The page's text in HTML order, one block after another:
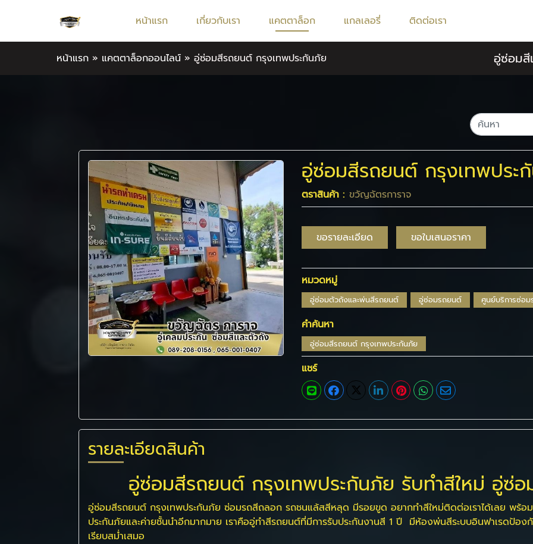
หน้าแรก เกี่ยวกับเรา แคตตาล็อก แกลเลอรี่ ติดต่อเรา
หน้าแรก » แคตตาล็อกออนไลน์ » อู่ซ่อมสีรถยนต์ กรุงเทพประกันภัย อู่ซ่อม
อู่ซ่อมสีรถยนต์ กรุงเทพประ
ตราสินค้า : ขวัญฉัตรการาจ
ขอรายละเอียด ขอใบเสนอราคา
หมวดหมู่
อู่ซ่อมตัวถังและพ่นสีรถยนต์ อู่ซ่อมรถยนต์ ศูนย์บริการซ่อ
คำค้นหา
อู่ซ่อมสีรถยนต์ กรุงเทพประกันภัย
แชร์
รายละเอียดสินค้า
อู่ซ่อมสีรถยนต์ กรุงเทพประกันภัย รับทำสีใหม่ อู่ซ่อ
อู่ซ่อมสีรถยนต์ กรุงเทพประกันภัย ซ่อมรถสีถลอก รถชนแล้สสีหลุด มีรอยขูด อยากทำสีใหม่ติดต่อเราได้เลย พร้อ
ประกันภัยและค่ายชั้นนำอีกมากมาย เราคืออู่ทำสีรถยนต์ที่มีการรับประกันงานสี 1 ปี มีห้องพ่นสีระบบอินฟาเรดป้อง
เรียบสม่ำเสมอ